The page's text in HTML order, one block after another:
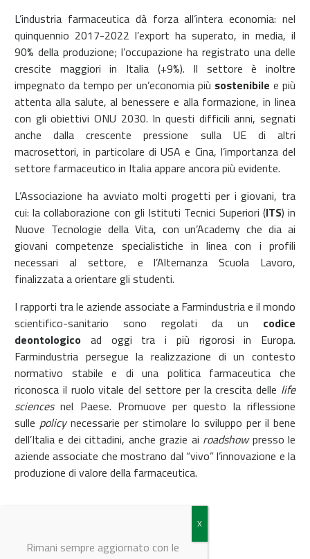
L’industria farmaceutica dà forza all’intera economia: nel
quinquennio 2017-2022 l’export ha superato, in media, il
90% della produzione; l’occupazione ha registrato una delle
crescite maggiori in Italia (+9%). Il settore è inoltre
impegnato da tempo per un’economia più sostenibile e più
attenta alla salute, al benessere e alla formazione, in linea
con gli obiettivi ONU 2030. In questi difficili anni, segnati
anche dalla crescente pressione sulla UE di altri
macrosettori, in particolare di USA e Cina, l’importanza del
settore farmaceutico in Italia appare ancora più evidente.
L’Associazione ha avviato molti progetti per i giovani, tra
cui: la collaborazione con gli Istituti Tecnici Superiori (ITS) in
Nuove Tecnologie della Vita, con un’Academy che dia ai
giovani competenze specialistiche in linea con i profili
necessari al settore, e l’Alternanza Scuola Lavoro,
finalizzata a orientare gli studenti.
I rapporti tra le aziende associate a Farmindustria e il mondo
scientifico-sanitario sono regolati da un codice
deontologico ad oggi tra i più rigorosi in Europa.
Farmindustria persegue la realizzazione di un contesto
normativo stabile e di una politica farmaceutica che
riconosca il ruolo vitale del settore per la crescita delle life
sciencesnel Paese. Promuove per questo la riflessione
sulle policynecessarie per stimolare lo sviluppo per il bene
dell’Italia e dei cittadini, anche grazie ai roadshowpresso le
aziende associate che mostrano dal “vivo” l’innovazione e la
produzione di valore della farmaceutica.
Rimani sempre aggiornato con le